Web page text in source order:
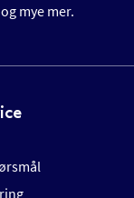
mye mer.